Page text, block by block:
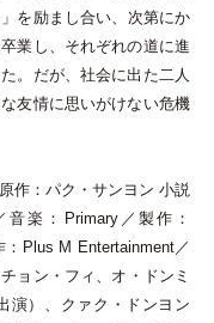
」 を励まし合い、次第にか
業し、それぞれの道に進
。だが、社会に出た二人
友情に思いがけない危機
作：パク ・ サンヨン 小説
音楽：Primary／製作：
Plus M Entertainment／
ョン ・ フィ、オ ・ ドンミ
演） 、クァク ・ ドンヨン